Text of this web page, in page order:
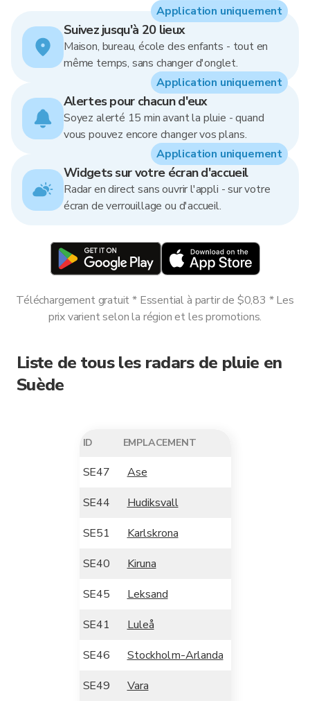
Suivez jusqu'à 20 lieux
Maison, bureau, école des enfants - tout en
même temps, sans changer d'onglet.
Application uniquement
Alertes pour chacun d'eux
Soyez alerté 15 min avant la pluie - quand
vous pouvez encore changer vos plans.
Application uniquement
Widgets sur votre écran d'accueil
Radar en direct sans ouvrir l'appli - sur votre
écran de verrouillage ou d'accueil.
Application uniquement
Téléchargement gratuit * Essential à partir de $0,83 * Les
prix varient selon la région et les promotions.
Liste de tous les radars de pluie en
Suède
ID EMPLACEMENT
SE47
Ase
SE44
Hudiksvall
SE51
Karlskrona
SE40
Kiruna
SE45
Leksand
SE41
Luleå
SE46
Stockholm-Arlanda
SE49
Vara